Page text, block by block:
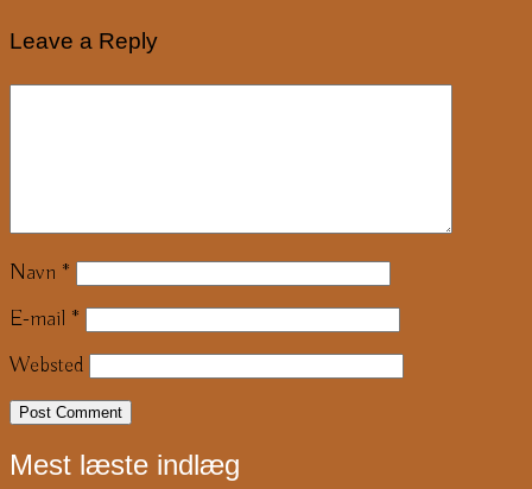
Leave a Reply
Navn *
E-mail *
Websted
Mest læste indlæg